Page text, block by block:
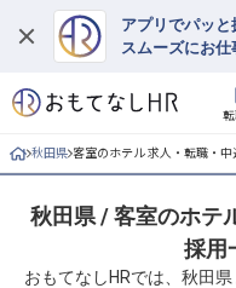
アプリでパッと
スムーズにお仕
ログイン
求人・施設を探す
就職・転職 合同説明会
秋田県 客室のホテル 求人・転職・中
秋田県 / 客室のホテ
採用
おもてなしHRでは、秋田